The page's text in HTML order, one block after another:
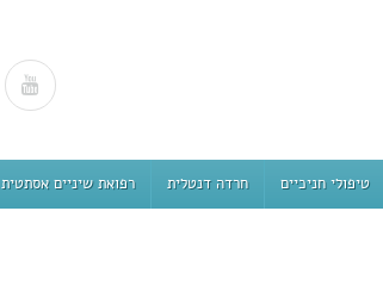
טיפולי חניכיים חרדה דנטלית רפואת שיניים אסתטית